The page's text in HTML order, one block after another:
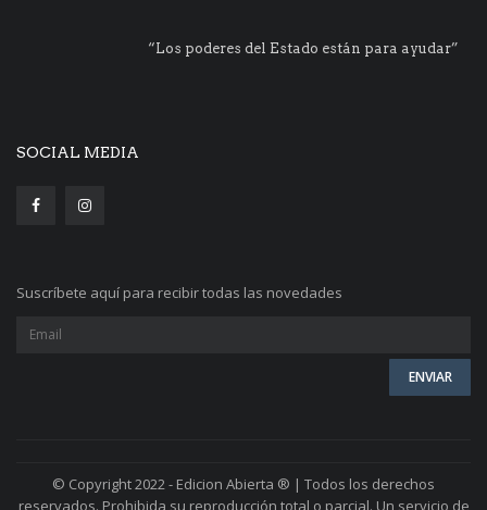
“Los poderes del Estado están para ayudar”
SOCIAL MEDIA
Suscríbete aquí para recibir todas las novedades
© Copyright 2022 - Edicion Abierta ® | Todos los derechos
reservados. Prohibida su reproducción total o parcial. Un servicio de